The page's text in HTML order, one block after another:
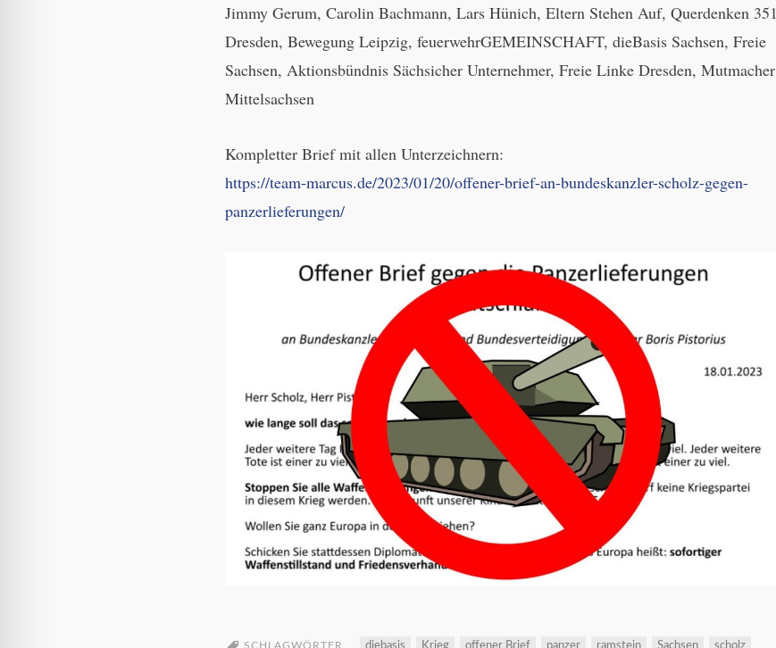
Jimmy Gerum, Carolin Bachmann, Lars Hünich, Eltern Stehen Auf, Querdenken 351
Dresden, Bewegung Leipzig, feuerwehrGEMEINSCHAFT, dieBasis Sachsen, Freie
Sachsen, Aktionsbündnis Sächsicher Unternehmer, Freie Linke Dresden, Mutmacher
Mittelsachsen
Kompletter Brief mit allen Unterzeichnern:
https://team-marcus.de/2023/01/20/offener-brief-an-bundeskanzler-scholz-gegen-
panzerlieferungen/
SCHLAGWÖRTER